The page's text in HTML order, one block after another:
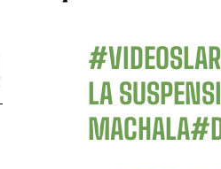
LA
MACHALA